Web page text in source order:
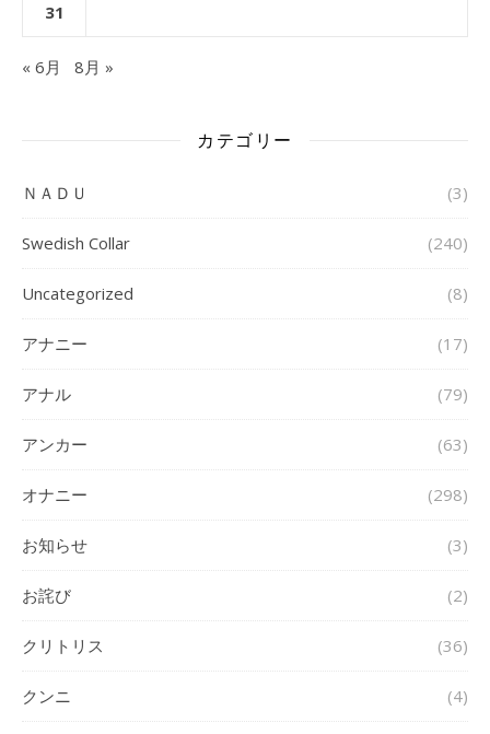
31
« 6月 8月 »
カテゴリー
ＮＡＤＵ (3)
Swedish Collar (240)
Uncategorized (8)
アナニー (17)
アナル (79)
アンカー (63)
オナニー (298)
お知らせ (3)
お詫び (2)
クリトリス (36)
クンニ (4)